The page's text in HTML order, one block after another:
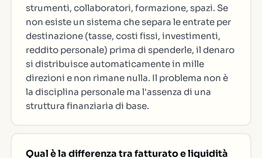
strumenti, collaboratori, formazione, spazi. Se
non esiste un sistema che separa le entrate per
destinazione (tasse, costi fissi, investimenti,
reddito personale) prima di spenderle, il denaro
si distribuisce automaticamente in mille
direzioni e non rimane nulla. Il problema non è
la disciplina personale ma l'assenza di una
struttura finanziaria di base.
Qual è la differenza tra fatturato e liquidità